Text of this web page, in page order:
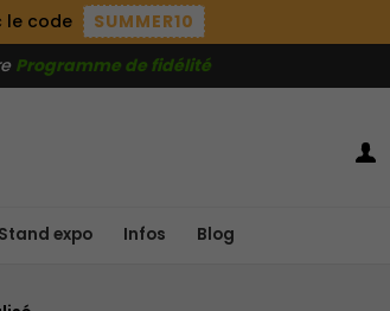
le code
SUMMER10
Programme de fidélité
Stand expo Infos Blog